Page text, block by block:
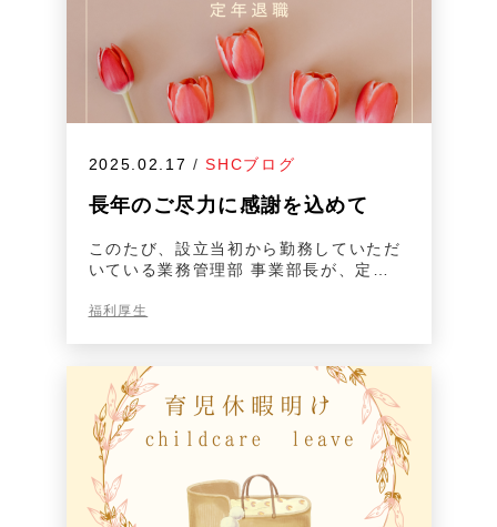
2025.02.17 /SHCブログ
長年のご尽力に感謝を込めて
このたび、設立当初から勤務していただ
いている業務管理部 事業部長が、定…
福利厚生